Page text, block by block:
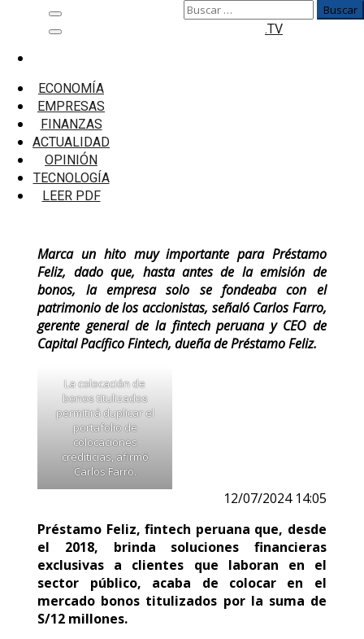
Menú
principal
ECONOMÍA
EMPRESAS
FINANZAS
ACTUALIDAD
OPINIÓN
TECNOLOGÍA
LEER PDF
Buscar:
.TV
Fintech Préstamo Feliz colocó bonos titulizados
por S/12 millones
Fintech Préstamo Feliz colocó bonos
titulizados por S/12 millones
Marca un hito muy importante para Préstamo
Feliz, dado que, hasta antes de la emisión de
bonos, la empresa solo se fondeaba con el
patrimonio de los accionistas, señaló Carlos Farro,
gerente general de la fintech peruana y CEO de
Capital Pacífico Fintech, dueña de Préstamo Feliz.
La colocación de
bonos titulizados
permitirá duplicar el
portafolio de
colocaciones
crediticias, afirmó
Carlos Farro.
12/07/2024 14:05
Préstamo Feliz, fintech peruana que, desde
el 2018, brinda soluciones financieras
exclusivas a clientes que laboran en el
sector público, acaba de colocar en el
mercado bonos titulizados por la suma de
S/12 millones.